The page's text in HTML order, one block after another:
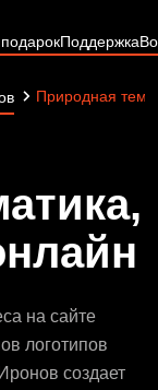
Поддержка
Природная
на сайте
логотипов
создает